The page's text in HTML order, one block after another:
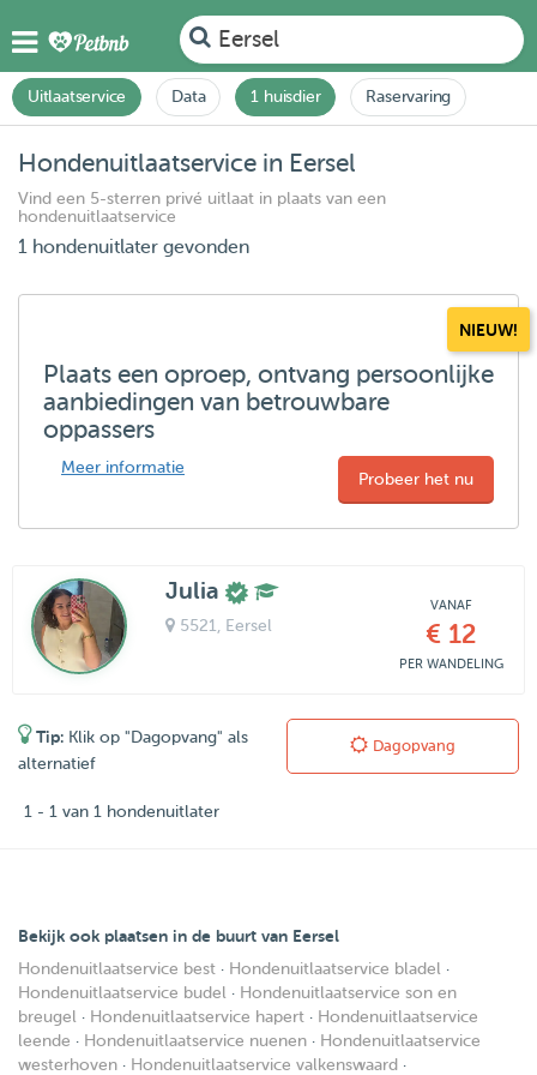
Eersel
Uitlaatservice Data 1 huisdier Raservaring
Hondenuitlaatservice in Eersel
Vind een 5-sterren privé uitlaat in plaats van een
hondenuitlaatservice
1 hondenuitlater gevonden
NIEUW!
Plaats een oproep, ontvang persoonlijke
aanbiedingen van betrouwbare
oppassers
Meer informatie
Probeer het nu
Julia
5521 , Eersel
VANAF
€ 12
PER WANDELING
Tip: Klik op "Dagopvang" als
alternatief
Dagopvang
1 - 1 van 1 hondenuitlater
Bekijk ook plaatsen in de buurt van Eersel
Hondenuitlaatservice best · Hondenuitlaatservice bladel ·
Hondenuitlaatservice budel · Hondenuitlaatservice son en
breugel · Hondenuitlaatservice hapert · Hondenuitlaatservice
leende · Hondenuitlaatservice nuenen · Hondenuitlaatservice
westerhoven · Hondenuitlaatservice valkenswaard ·